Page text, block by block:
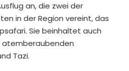
an, die zwei der
in der Region vereint, das
Sie beinhaltet auch
atemberaubenden
Tazi.